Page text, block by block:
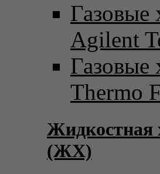
Газовые
Agilent
Газовые
Thermo
Жидкостная
(ЖХ)